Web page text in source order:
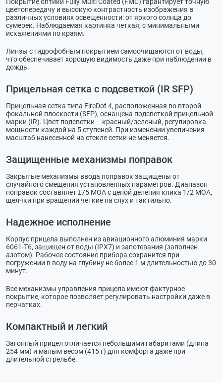
цветопередачу и высокую контрастность изображения в
различных условиях освещенности: от яркого солнца до
сумерек. Наблюдаемая картинка четкая, с минимальными
искажениями по краям.
Линзы с гидрофобным покрытием самоочищаются от воды,
что обеспечивает хорошую видимость даже при наблюдении в
дождь.
Прицельная сетка с подсветкой (IR SFP)
Прицельная сетка типа FireDot 4, расположенная во второй
фокальной плоскости (SFP), оснащена подсветкой прицельной
марки (IR). Цвет подсветки – красный/зеленый, регулировка
мощности каждой на 5 ступеней. При изменении увеличения
масштаб нанесенной на стекле сетки не меняется.
Защищенные механизмы поправок
Закрытые механизмы ввода поправок защищены от
случайного смещения установленных параметров. Диапазон
поправок составляет ±75 МОА с ценой деления клика 1/2 МОА,
щелчки при вращении четкие на слух и тактильно.
Надежное исполнение
Корпус прицела выполнен из авиационного алюминия марки
6061-T6, защищен от воды (IPX7) и запотевания (заполнен
азотом). Рабочее состояние прибора сохранится при
погружении в воду на глубину не более 1 м длительностью до 30
минут.
Все механизмы управления прицела имеют фактурное
покрытие, которое позволяет регулировать настройки даже в
перчатках.
Компактный и легкий
Загонный прицел отличается небольшими габаритами (длина
254 мм) и малым весом (415 г) для комфорта даже при
длительной стрельбе.